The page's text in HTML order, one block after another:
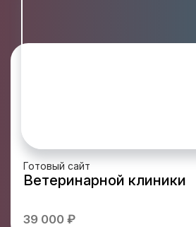
Готовый сайт
Ветеринарной клиники
39 000 ₽